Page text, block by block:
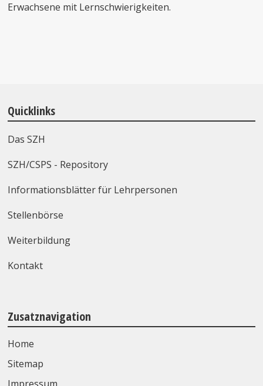
Erwachsene mit Lernschwierigkeiten.
Quicklinks
Das SZH
SZH/CSPS - Repository
Informationsblätter für Lehrpersonen
Stellenbörse
Weiterbildung
Kontakt
Zusatznavigation
Home
Sitemap